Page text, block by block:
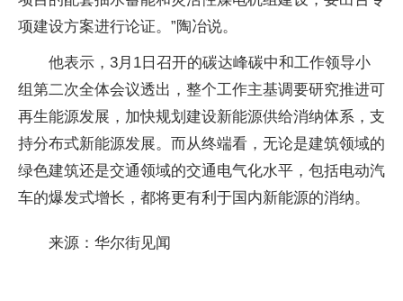
项建设方案进行论证。”陶冶说。
他表示，3月1日召开的碳达峰碳中和工作领导小
组第二次全体会议透出，整个工作主基调要研究推进可
再生能源发展，加快规划建设新能源供给消纳体系，支
持分布式新能源发展。而从终端看，无论是建筑领域的
绿色建筑还是交通领域的交通电气化水平，包括电动汽
车的爆发式增长，都将更有利于国内新能源的消纳。
来源：华尔街见闻